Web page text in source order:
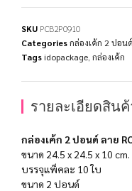
SKU PCB2P0910
Categoriesกล่องเค้ก 2 ปอนด์
Tags idopackage กล่องเค้ก
รายละเอียดสิน
กล่องเค้ก 2 ปอนด์ ลาย
ขนาด 24.5 x 24.5 x 10 cm.
บรรจุแพ็คละ 10 ใบ
ขนาด 2 ปอนด์